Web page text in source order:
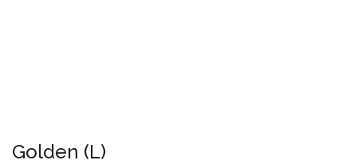
Golden (L)